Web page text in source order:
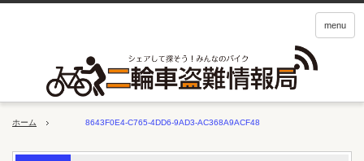
menu
ホーム 8643F0E4-C765-4DD6-9AD3-AC368A9ACF48